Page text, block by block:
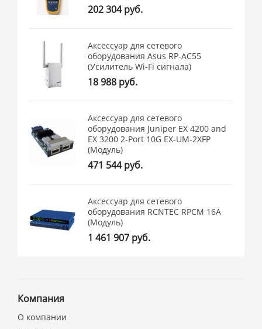
202 304 руб.
Аксессуар для сетевого
оборудования Asus RP-AC55
(Усилитель Wi-Fi сигнала)
18 988 руб.
Аксессуар для сетевого
оборудования Juniper EX 4200 and
EX 3200 2-Port 10G EX-UM-2XFP
(Модуль)
471 544 руб.
Аксессуар для сетевого
оборудования RCNTEC RPCM 16A
(Модуль)
1 461 907 руб.
Компания
О компании